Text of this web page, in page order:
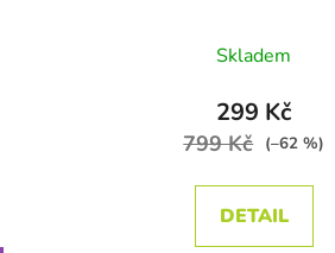
Skladem
299 Kč
799 Kč (–62 %)
DETAIL